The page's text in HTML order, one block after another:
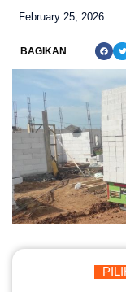
February 25, 2026
BAGIKAN